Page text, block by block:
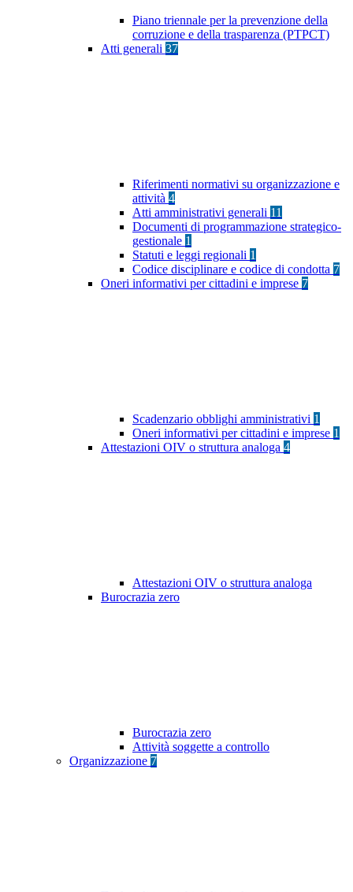
Piano triennale per la prevenzione della
corruzione e della trasparenza (PTPCT)
Atti generali 37
Riferimenti normativi su organizzazione e
attività 4
Atti amministrativi generali 11
Documenti di programmazione strategico-
gestionale 1
Statuti e leggi regionali 1
Codice disciplinare e codice di condotta 7
Oneri informativi per cittadini e imprese 7
Scadenzario obblighi amministrativi 1
Oneri informativi per cittadini e imprese 1
Attestazioni OIV o struttura analoga 4
Attestazioni OIV o struttura analoga
Burocrazia zero
Burocrazia zero
Attività soggette a controllo
Organizzazione 7